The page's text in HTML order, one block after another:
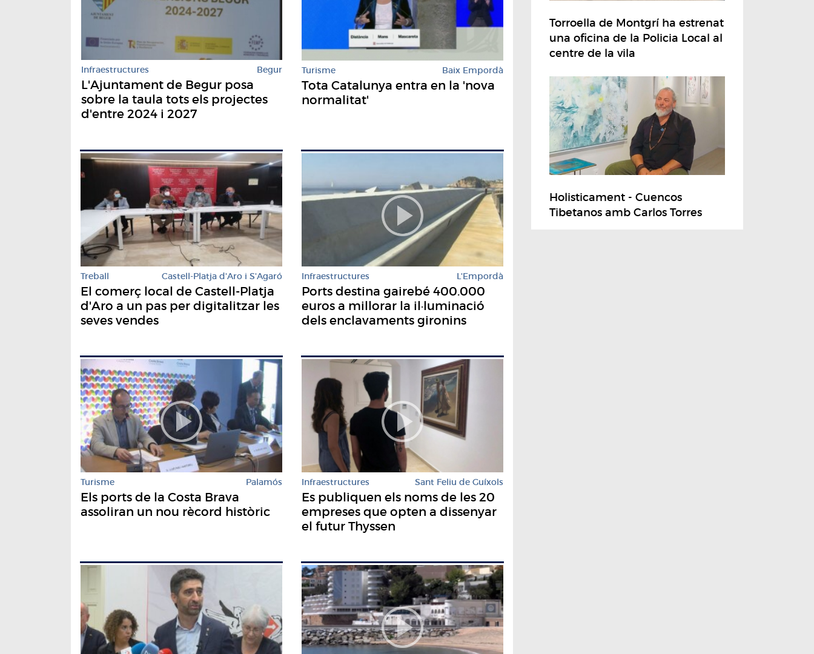
Infraestructures Begur
L'Ajuntament de Begur posa
sobre la taula tots els projectes
d'entre 2024 i 2027
Turisme Baix Empordà
Tota Catalunya entra en la 'nova
normalitat'
Treball Castell-Platja d'Aro i S'Agaró
El comerç local de Castell-Platja
d'Aro a un pas per digitalitzar les
seves vendes
Infraestructures L'Empordà
Ports destina gairebé 400.000
euros a millorar la il·luminació
dels enclavaments gironins
Turisme Palamós
Els ports de la Costa Brava
assoliran un nou rècord històric
Infraestructures Sant Feliu de Guíxols
Es publiquen els noms de les 20
empreses que opten a dissenyar
el futur Thyssen
Torroella de Montgrí ha estrenat
una oficina de la Policia Local al
centre de la vila
Holisticament - Cuencos
Tibetanos amb Carlos Torres